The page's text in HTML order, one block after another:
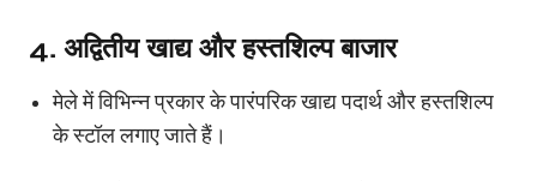
4. अद्वितीय खाद्य और हस्तशिल्प बाजार
मेले में विभिन्न प्रकार के पारंपरिक खाद्य पदार्थ और हस्तशिल्प
के स्टॉल लगाए जाते हैं।